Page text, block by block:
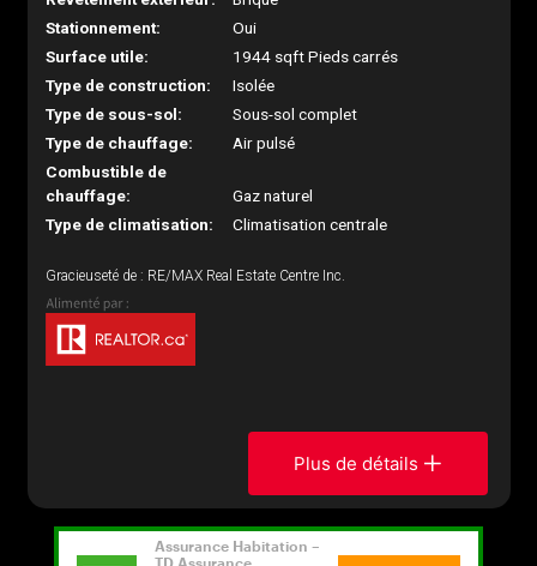
Stationnement:
Oui
Surface utile:
1944 sqft Pieds carrés
Type de construction:
Isolée
Type de sous-sol:
Sous-sol complet
Type de chauffage:
Air pulsé
Combustible de
chauffage:
Gaz naturel
Type de climatisation:
Climatisation centrale
Gracieuseté de : RE/MAX Real Estate Centre Inc.
Plus de détails